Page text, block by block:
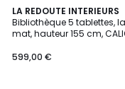
LA REDOUTE INTERIEURS
Bibliothèque 5 tablettes,
mat, hauteur 155 cm,
599,00 €